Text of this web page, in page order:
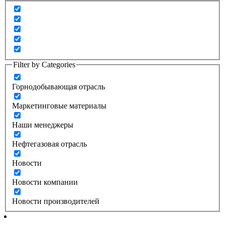
Filter by Categories
Горнодобывающая отрасль
Маркетинговые материалы
Наши менеджеры
Нефтегазовая отрасль
Новости
Новости компании
Новости производителей